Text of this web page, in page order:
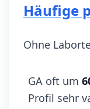
Häufige
Ohne
GA oft um
Profil sehr